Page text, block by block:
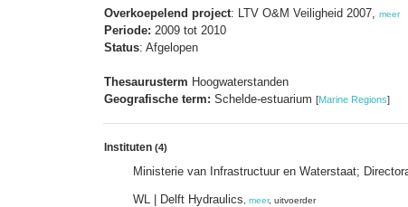
Overkoepelend project: LTV O&M Veiligheid 2007, meer
Periode: 2009 tot 2010
Status: Afgelopen
Thesaurusterm Hoogwaterstanden
Geografische term: Schelde-estuarium [Marine Regions]
Instituten (4)
Ministerie van Infrastructuur en Waterstaat;
WL | Delft Hydraulics meer, uitvoerder